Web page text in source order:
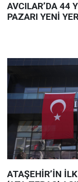
AVCILAR’DA 44
PAZARI YENİ
ATAŞEHİR’İN